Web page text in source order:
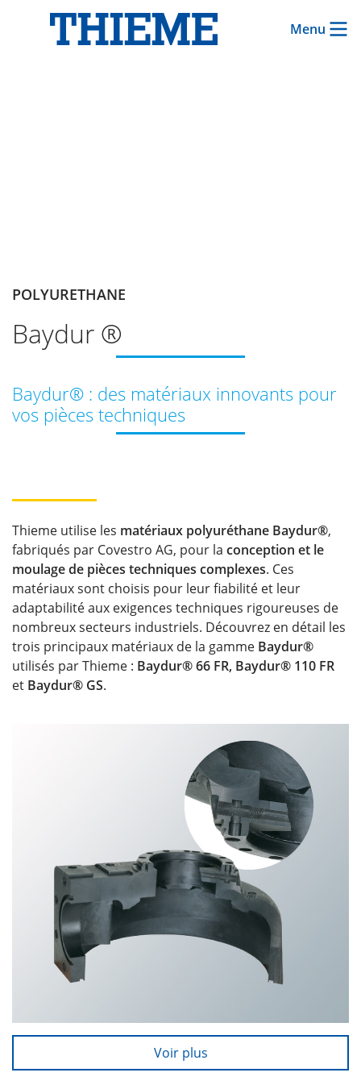
Menu
POLYURETHANE
Baydur ®
Baydur® : des matériaux innovants pour
vos pièces techniques
Thieme utilise les matériaux polyuréthane Baydur®,
fabriqués par Covestro AG, pour la conception et le
moulage de pièces techniques complexes. Ces
matériaux sont choisis pour leur fiabilité et leur
adaptabilité aux exigences techniques rigoureuses de
nombreux secteurs industriels. Découvrez en détail les
trois principaux matériaux de la gamme Baydur®
utilisés par Thieme : Baydur® 66 FR, Baydur® 110 FR
et Baydur® GS.
Voir plus